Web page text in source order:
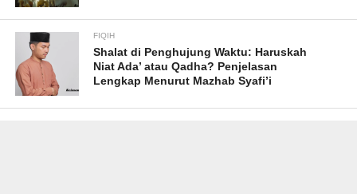
FIQIH
Shalat di Penghujung Waktu: Haruskah
Niat Ada’ atau Qadha? Penjelasan
Lengkap Menurut Mazhab Syafi’i